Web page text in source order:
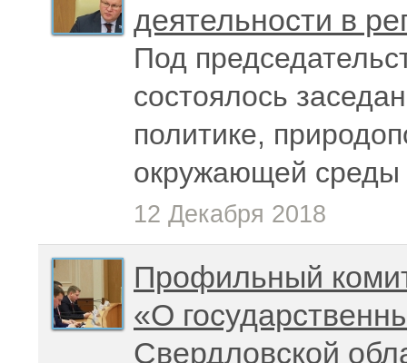
деятельности в
Под
состоялось
политике,
окружающей среды
12 Декабря 2018
Профильный
«О
Свердловской